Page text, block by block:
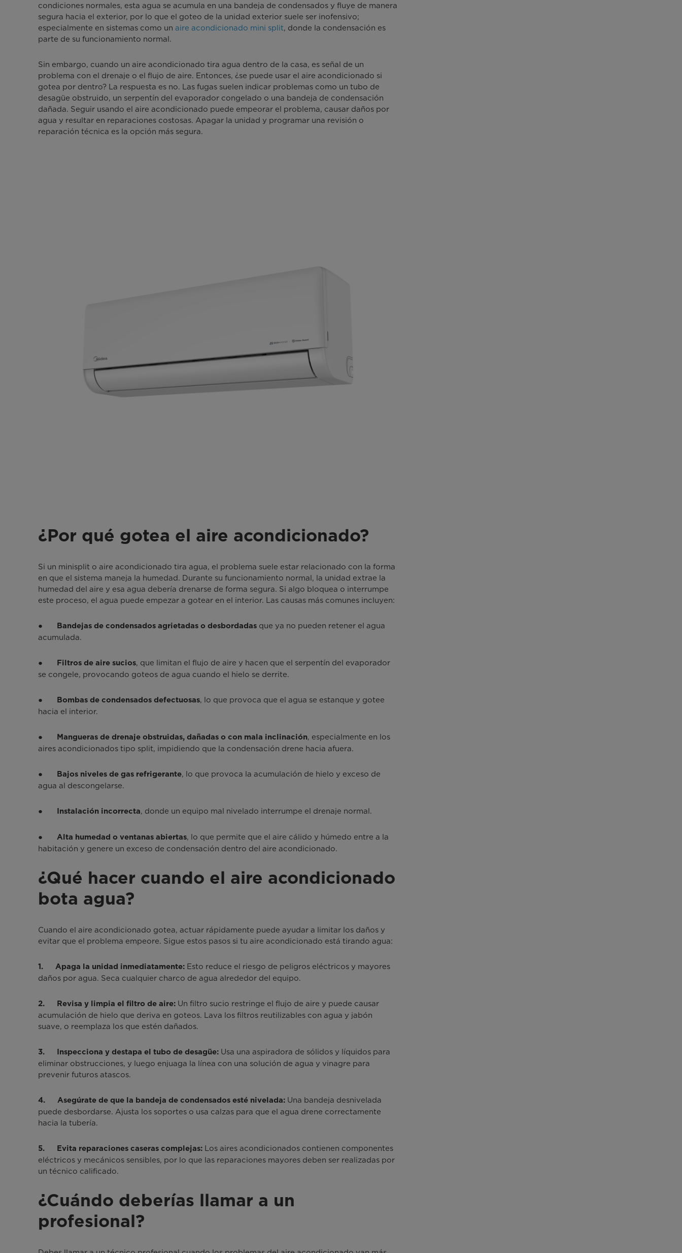
condiciones normales, esta agua se acumula en una bandeja de condensados y fluye de manera
segura hacia el exterior, por lo que el goteo de la unidad exterior suele ser inofensivo;
especialmente en sistemas como un aire acondicionado mini split, donde la condensación es
parte de su funcionamiento normal.
Sin embargo, cuando un aire acondicionado tira agua dentro de la casa, es señal de un
problema con el drenaje o el flujo de aire. Entonces, ¿se puede usar el aire acondicionado si
gotea por dentro? La respuesta es no. Las fugas suelen indicar problemas como un tubo de
desagüe obstruido, un serpentín del evaporador congelado o una bandeja de condensación
dañada. Seguir usando el aire acondicionado puede empeorar el problema, causar daños por
agua y resultar en reparaciones costosas. Apagar la unidad y programar una revisión o
reparación técnica es la opción más segura.
¿Por qué gotea el aire acondicionado?
Si un minisplit o aire acondicionado tira agua, el problema suele estar relacionado con la forma
en que el sistema maneja la humedad. Durante su funcionamiento normal, la unidad extrae la
humedad del aire y esa agua debería drenarse de forma segura. Si algo bloquea o interrumpe
este proceso, el agua puede empezar a gotear en el interior. Las causas más comunes incluyen:
● Bandejas de condensados agrietadas o desbordadasque ya no pueden retener el agua
acumulada.
● Filtros de aire sucios, que limitan el flujo de aire y hacen que el serpentín del evaporador
se congele, provocando goteos de agua cuando el hielo se derrite.
● Bombas de condensados defectuosas, lo que provoca que el agua se estanque y gotee
hacia el interior.
● Mangueras de drenaje obstruidas, dañadas o con mala inclinación, especialmente en los
aires acondicionados tipo split, impidiendo que la condensación drene hacia afuera.
● Bajos niveles de gas refrigerante, lo que provoca la acumulación de hielo y exceso de
agua al descongelarse.
● Instalación incorrecta, donde un equipo mal nivelado interrumpe el drenaje normal.
● Alta humedad o ventanas abiertas, lo que permite que el aire cálido y húmedo entre a la
habitación y genere un exceso de condensación dentro del aire acondicionado.
¿Qué hacer cuando el aire acondicionado
bota agua?
Cuando el aire acondicionado gotea, actuar rápidamente puede ayudar a limitar los daños y
evitar que el problema empeore. Sigue estos pasos si tu aire acondicionado está tirando agua:
1. Apaga la unidad inmediatamente: Esto reduce el riesgo de peligros eléctricos y mayores
daños por agua. Seca cualquier charco de agua alrededor del equipo.
2. Revisa y limpia el filtro de aire:Un filtro sucio restringe el flujo de aire y puede causar
acumulación de hielo que deriva en goteos. Lava los filtros reutilizables con agua y jabón
suave, o reemplaza los que estén dañados.
3. Inspecciona y destapa el tubo de desagüe:Usa una aspiradora de sólidos y líquidos para
eliminar obstrucciones, y luego enjuaga la línea con una solución de agua y vinagre para
prevenir futuros atascos.
4. Asegúrate de que la bandeja de condensados esté nivelada: Una bandeja desnivelada
puede desbordarse. Ajusta los soportes o usa calzas para que el agua drene correctamente
hacia la tubería.
5. Evita reparaciones caseras complejas: Los aires acondicionados contienen componentes
eléctricos y mecánicos sensibles, por lo que las reparaciones mayores deben ser realizadas por
un técnico calificado.
¿Cuándo deberías llamar a un
profesional?